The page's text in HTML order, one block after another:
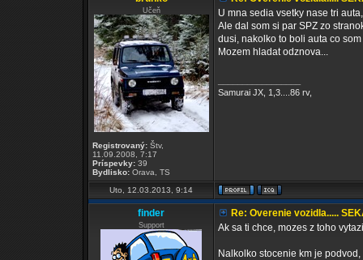
Učeň
Registrovaný: Štv,
11.09.2008, 7:17
Príspevky: 39
Bydlisko: Orava, TS
U mna sedia vsetky nase tri
Ale dal som si par SPZ zo
dusi, nakolko to boli auta co
Mozem hladat odznova...
Samurai JX, 1,3....86 rv,
Uto, 12.03.2013, 9:14
finder
Support
Re: Overenie vozidla.....
Ak sa ti chce, mozes z toho
Nalkolko stocenie km je